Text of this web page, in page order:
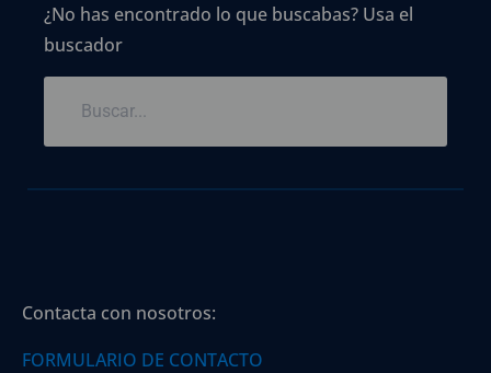
¿No has encontrado lo que buscabas? Usa el
buscador
Contacta con nosotros:
FORMULARIO DE CONTACTO